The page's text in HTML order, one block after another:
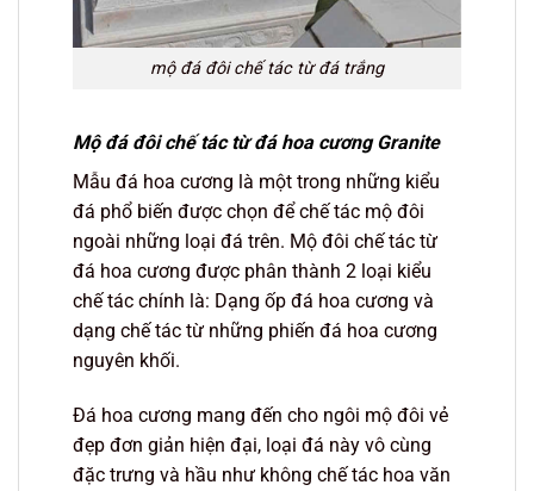
mộ đá đôi chế tác từ đá trắng
Mộ đá đôi chế tác từ đá hoa cương Granite
Mẫu đá hoa cương là một trong những kiểu
đá phổ biến được chọn để chế tác mộ đôi
ngoài những loại đá trên. Mộ đôi chế tác từ
đá hoa cương được phân thành 2 loại kiểu
chế tác chính là: Dạng ốp đá hoa cương và
dạng chế tác từ những phiến đá hoa cương
nguyên khối.
Đá hoa cương mang đến cho ngôi mộ đôi vẻ
đẹp đơn giản hiện đại, loại đá này vô cùng
đặc trưng và hầu như không chế tác hoa văn